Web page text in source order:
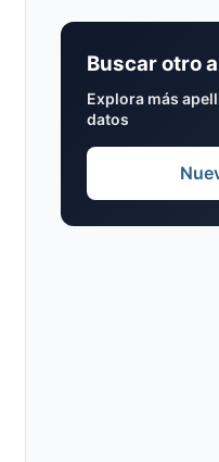
Buscar otro
Explora más
datos